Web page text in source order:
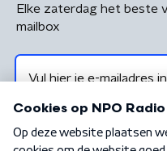
Elke zaterdag het beste
mailbox